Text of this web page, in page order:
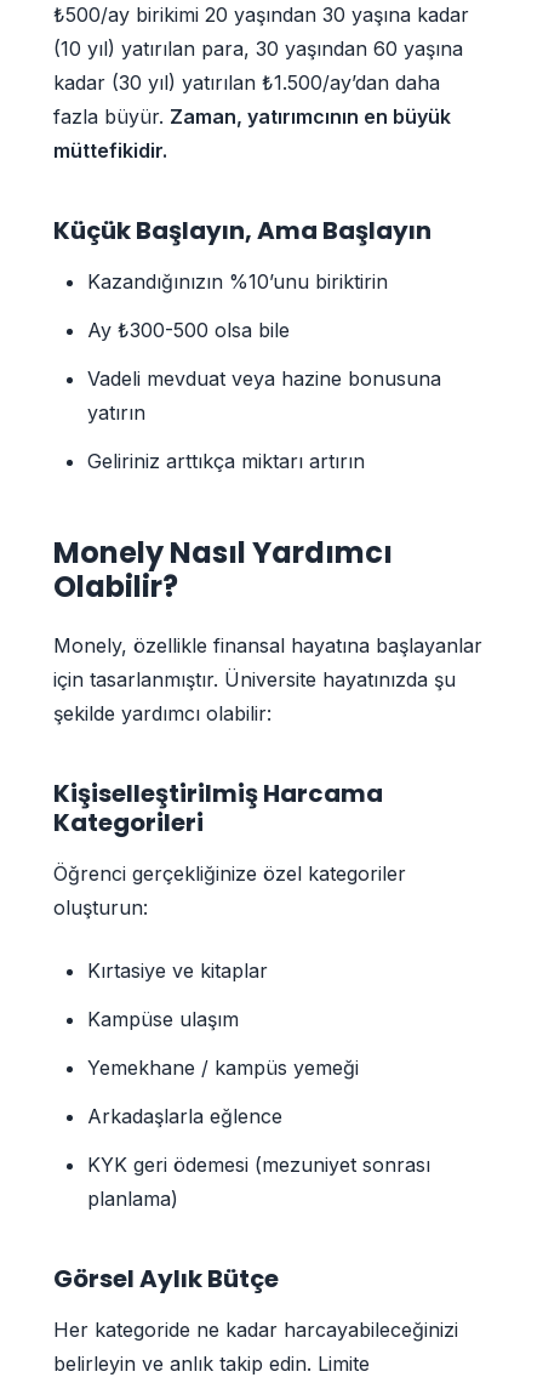
₺500/ay birikimi 20 yaşından 30 yaşına kadar
(10 yıl) yatırılan para, 30 yaşından 60 yaşına
kadar (30 yıl) yatırılan ₺1.500/ay’dan daha
fazla büyür. Zaman, yatırımcının en büyük
müttefikidir.
Küçük Başlayın, Ama Başlayın
Kazandığınızın %10’unu biriktirin
Ay ₺300-500 olsa bile
Vadeli mevduat veya hazine bonusuna
yatırın
Geliriniz arttıkça miktarı artırın
Monely Nasıl Yardımcı
Olabilir?
Monely, özellikle finansal hayatına başlayanlar
için tasarlanmıştır. Üniversite hayatınızda şu
şekilde yardımcı olabilir:
Kişiselleştirilmiş Harcama
Kategorileri
Öğrenci gerçekliğinize özel kategoriler
oluşturun:
Kırtasiye ve kitaplar
Kampüse ulaşım
Yemekhane / kampüs yemeği
Arkadaşlarla eğlence
KYK geri ödemesi (mezuniyet sonrası
planlama)
Görsel Aylık Bütçe
Her kategoride ne kadar harcayabileceğinizi
belirleyin ve anlık takip edin. Limite